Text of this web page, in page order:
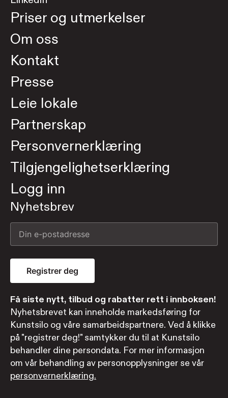
Priser og utmerkelser
Om oss
Kontakt
Presse
Leie lokale
Partnerskap
Personvernerklæring
Tilgjengelighetserklæring
Logg inn
Nyhetsbrev
Registrer deg
Få siste nytt, tilbud og rabatter rett i innboksen!
Nyhetsbrevet kan inneholde markedsføring for
Kunstsilo og våre samarbeidspartnere. Ved å klikke
på "registrer deg!" samtykker du til at Kunstsilo
behandler dine persondata. For mer informasjon
om vår behandling av personopplysninger se vår
personvernerklæring.